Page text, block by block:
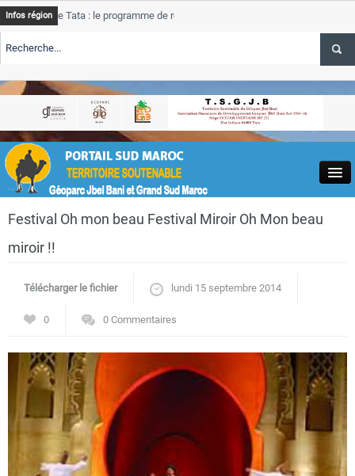
Close
Actualités
Circuits touristiques
Tourisme
Infos région
de Tata : le programme de rehabilitation post-inondations
TSGJB Tourisme : l’ONMT renforce l’aerien a Dakhla et
Tata
service
TSGJB Tourisme au Maroc : Transavia renforce les vols Paris-
Festival Oh mon beau Festival Miroir Oh Mon beau
miroir !!
Télécharger le fichier lundi 15 septembre 2014
0 0 Commentaires